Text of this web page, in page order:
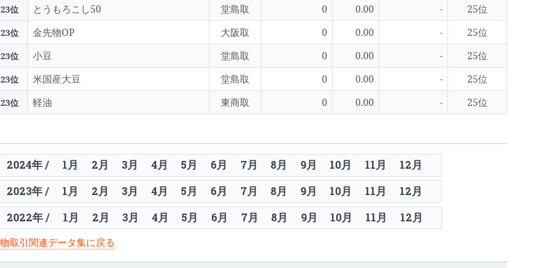
23位 とうもろこし50 堂島取 0 0.00 - 25位
23位 金先物OP 大阪取 0 0.00 - 25位
23位 小豆 堂島取 0 0.00 - 25位
23位 米国産大豆 堂島取 0 0.00 - 25位
23位 軽油 東商取 0 0.00 - 25位
2024年/ 1月 2月 3月 4月 5月 6月 7月 8月 9月 10月 11月
12月
2023年/ 1月 2月 3月 4月 5月 6月 7月 8月 9月 10月 11月
12月
2022年/ 1月 2月 3月 4月 5月 6月 7月 8月 9月 10月 11月 12月
取引関連データ集に戻る